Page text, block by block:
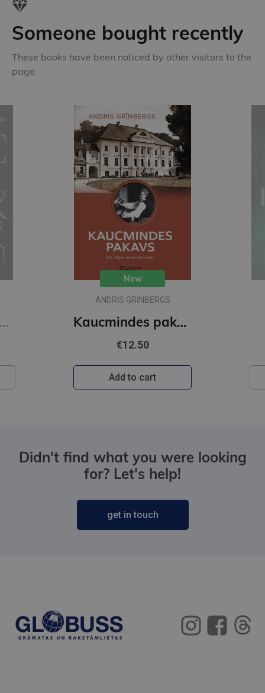
Someone bought recently
These books have been noticed by other visitors to the
page
New
FRĪDA MAKFADENA
Ieslodzītais
€22.95
Add to cart
Didn't find what you were looking
for? Let's help!
get in touch